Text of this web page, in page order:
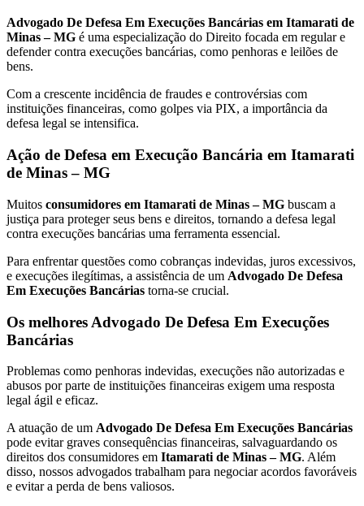
Advogado De Defesa Em Execuções Bancárias em Itamarati de
Minas – MG é uma especialização do Direito focada em regular e
defender contra execuções bancárias, como penhoras e leilões de
bens.
Com a crescente incidência de fraudes e controvérsias com
instituições financeiras, como golpes via PIX, a importância da
defesa legal se intensifica.
Ação de Defesa em Execução Bancária em Itamarati
de Minas – MG
Muitos consumidores em Itamarati de Minas – MG buscam a
justiça para proteger seus bens e direitos, tornando a defesa legal
contra execuções bancárias uma ferramenta essencial.
Para enfrentar questões como cobranças indevidas, juros excessivos,
e execuções ilegítimas, a assistência de um Advogado De Defesa
Em Execuções Bancárias torna-se crucial.
Os melhores Advogado De Defesa Em Execuções
Bancárias
Problemas como penhoras indevidas, execuções não autorizadas e
abusos por parte de instituições financeiras exigem uma resposta
legal ágil e eficaz.
A atuação de um Advogado De Defesa Em Execuções Bancárias
pode evitar graves consequências financeiras, salvaguardando os
direitos dos consumidores em Itamarati de Minas – MG. Além
disso, nossos advogados trabalham para negociar acordos favoráveis
e evitar a perda de bens valiosos.